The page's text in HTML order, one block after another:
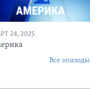
24, 2025
Все эпизоды